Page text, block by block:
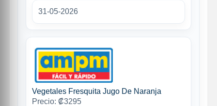
31-05-2026
Vegetales Fresquita Jugo De Naranja
Precio: ₡3295